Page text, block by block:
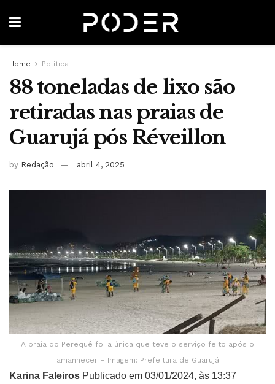
Home Política
88 toneladas de lixo são
retiradas nas praias de
Guarujá pós Réveillon
by Redação abril 4, 2025
A praia do Perequê foi a única que teve o serviço feito após o
amanhecer – Imagem: Prefeitura de Guarujá
Karina Faleiros Publicado em 03/01/2024, às 13:37